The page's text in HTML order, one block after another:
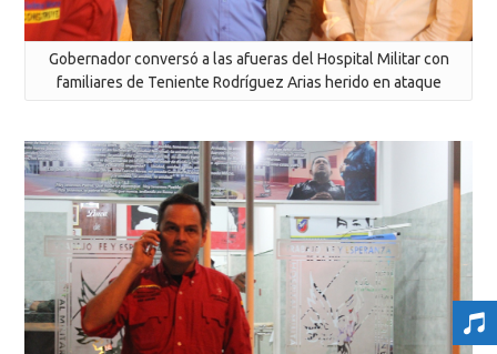
Gobernador conversó a las afueras del Hospital Militar con
familiares de Teniente Rodríguez Arias herido en ataque